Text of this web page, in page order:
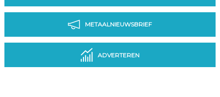
METAALNIEUWSBRIEF
ADVERTEREN